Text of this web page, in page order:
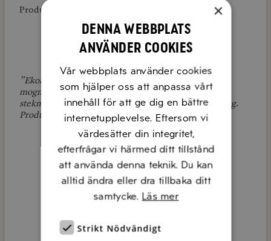
Produktlänk:
”Ekologisk olivolja ex.vergine classico tillverkas från
mogna oliver. Det ger en mild pepprighet. Passar till
stekning,vinägrett,marinad,smaksättning ock bakning.
Produkten är nyckelhålsmärkt”
×
Denna webbplats
använder cookies
Vår webbplats använder cookies
som hjälper oss att anpassa vårt
innehåll för att ge dig en bättre
internetupplevelse. Eftersom vi
värdesätter din integritet,
efterfrågar vi härmed ditt tillstånd
att använda denna teknik. Du kan
alltid ändra eller dra tillbaka ditt
samtycke. Läs mer
Strikt Nödvändigt